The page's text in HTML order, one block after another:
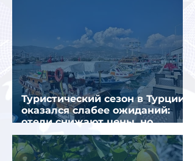
Туристический сезон в Турции
оказался слабее ожиданий:
отели снижают цены, но
загрузка остается низкой